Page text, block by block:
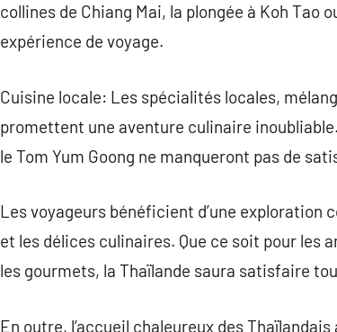
collines de Chiang Mai, la plongée à Koh Tao
expérience de voyage.
Cuisine locale: Les spécialités locales,
promettent une aventure culinaire
le Tom Yum Goong ne manqueront pas de
Les voyageurs bénéficient d’une exploration
et les délices culinaires. Que ce soit pour les
les gourmets, la Thaïlande saura satisfaire
En outre, l’accueil chaleureux des